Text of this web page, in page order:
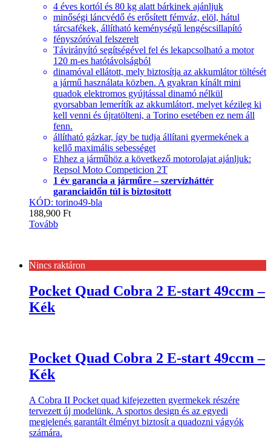
4 éves kortól és 80 kg alatt bárkinek ajánljuk
minőségi láncvédő és erősített fémváz, elöl, hátul
tárcsafékek, állítható keménységű lengéscsillapító
fényszóróval felszerelt
Távirányító segítségével fel és lekapcsolható a motor
120 m-es hatótávolságból
dinamóval ellátott, mely biztosítja az akkumlátor töltését
a jármű használata közben. A gyakran kínált mini
quadok elektromos gyújtással dinamó nélkül
gyorsabban lemerítík az akkumlátort, melyet kézileg ki
kell venni és újratölteni, a Torino esetében ez nem áll
fenn.
állítható gázkar, így be tudja állítani gyermekének a
kellő maximális sebességet
Ehhez a járműhöz a következő motorolajat ajánljuk:
Repsol Moto Competicion 2T
1 év garancia a járműre – szervízháttér
garanciaidőn túl is biztosított
KÓD: torino49-bla
188,900 Ft
Tovább
Nincs raktáron
Pocket Quad Cobra 2 E-start 49ccm –
Kék
Pocket Quad Cobra 2 E-start 49ccm –
Kék
A Cobra II Pocket quad kifejezetten gyermekek részére
tervezett új modelünk. A sportos design és az egyedi
megjelenés garantált élményt biztosít a quadozni vágyók
számára.